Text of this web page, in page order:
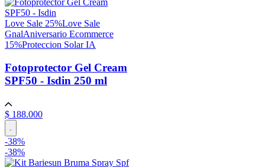
Love Sale 25%Love Sale
GnalAniversario Ecommerce
15%Proteccion Solar IA
Fotoprotector Gel Cream
SPF50 - Isdin 250 ml
$ 188.000
.
-38%
-38%